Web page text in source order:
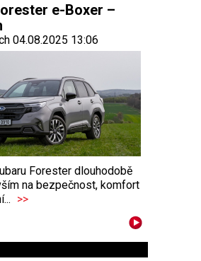
e-Boxer –
04.08.2025 13:06
Forester dlouhodobě
na bezpečnost, komfort
>>